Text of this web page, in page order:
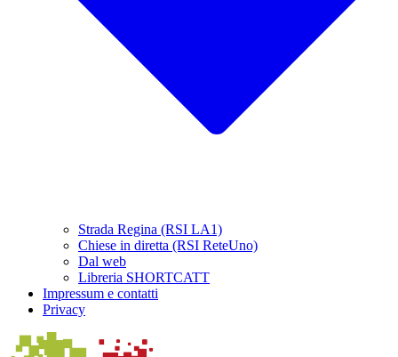
Strada Regina (RSI LA1)
Chiese in diretta (RSI ReteUno)
Dal web
Libreria SHORTCATT
Impressum e contatti
Privacy